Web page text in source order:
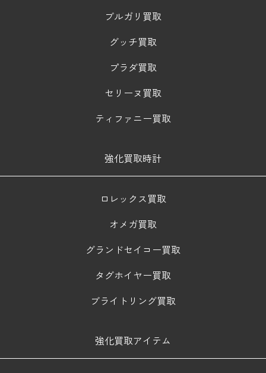
ブルガリ買取
グッチ買取
プラダ買取
セリーヌ買取
ティファニー買取
強化買取時計
ロレックス買取
オメガ買取
グランドセイコー買取
タグホイヤー買取
ブライトリング買取
強化買取アイテム